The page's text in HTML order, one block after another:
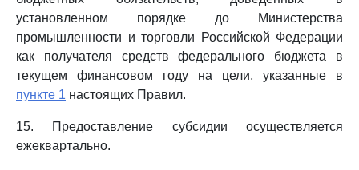
установленном порядке до Министерства
промышленности и торговли Российской Федерации
как получателя средств федерального бюджета в
текущем финансовом году на цели, указанные в
пункте 1 настоящих Правил.
15. Предоставление субсидии осуществляется
ежеквартально.